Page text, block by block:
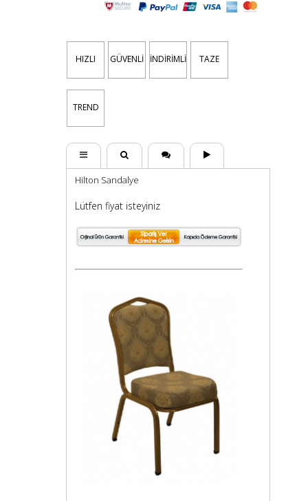
HIZLI GÜVENLİ İNDİRİMLİ TAZE
TREND
Hilton Sandalye
Lütfen fiyat isteyiniz